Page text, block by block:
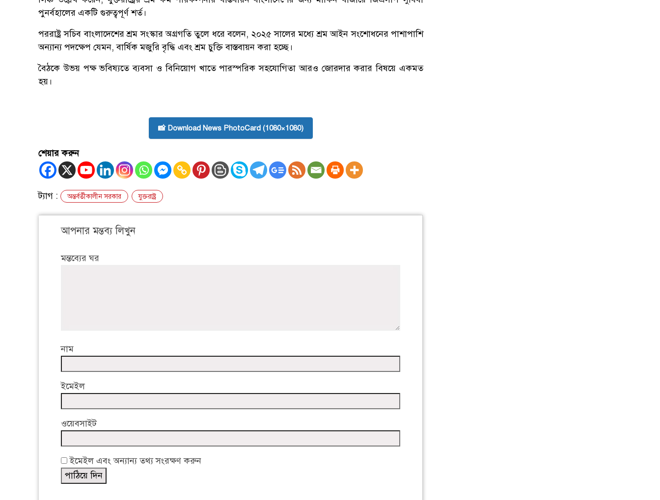
পুনর্বহালের একটি গুরুত্বপূর্ণ শর্ত।
পররাষ্ট্র সচিব বাংলাদেশের শ্রম সংস্কার অগ্রগতি তুলে ধরে বলেন, ২০২৫ সালের মধ্যে শ্রম আইন সংশোধনের পাশাপাশি
অন্যান্য পদক্ষেপ যেমন, বার্ষিক মজুরি বৃদ্ধি এবং শ্রম চুক্তি বাস্তবায়ন করা হচ্ছে।
বৈঠকে উভয় পক্ষ ভবিষ্যতে ব্যবসা ও বিনিয়োগ খাতে পারস্পরিক সহযোগিতা আরও জোরদার করার বিষয়ে একমত
হয়।
📸 Download News PhotoCard (1080×1080)
শেয়ার করুন
ট্যাগ : অন্তর্বর্তীকালীন সরকার যুক্তরাষ্ট্র
আপনার মন্তব্য লিখুন
মন্তব্যের ঘর
নাম
ইমেইল
ওয়েবসাইট
ইমেইল এবং অন্যান্য তথ্য সংরক্ষণ করুন